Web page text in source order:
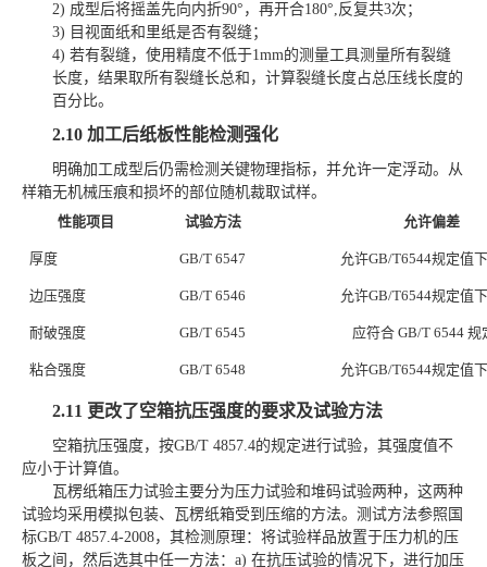
2) 成型后将摇盖先向内折90°，再开合180°,反复共3次；
3) 目视面纸和里纸是否有裂缝；
4) 若有裂缝，使用精度不低于1mm的测量工具测量所有裂缝
长度，结果取所有裂缝长总和，计算裂缝长度占总压线长度的
百分比。
2.10 加工后纸板性能检测强化
明确加工成型后仍需检测关键物理指标，并允许一定浮动。从
样箱无机械压痕和损坏的部位随机裁取试样。
性能项目
试验方法 允许偏差
厚度 GB/T 6547 允许GB/T6544规定值
边压强度 GB/T 6546 允许GB/T6544规定值
耐破强度 GB/T 6545 应符合 GB/T 6544 规
粘合强度 GB/T 6548 允许GB/T6544规定值
2.11 更改了空箱抗压强度的要求及试验方法
空箱抗压强度，按GB/T 4857.4的规定进行试验，其强度值不
应小于计算值。
瓦楞纸箱压力试验主要分为压力试验和堆码试验两种，这两种
试验均采用模拟包装、瓦楞纸箱受到压缩的方法。测试方法参照国
标GB/T 4857.4-2008，其检测原理：将试验样品放置于压力机的压
板之间，然后选其中任一方法：a) 在抗压试验的情况下，进行加压